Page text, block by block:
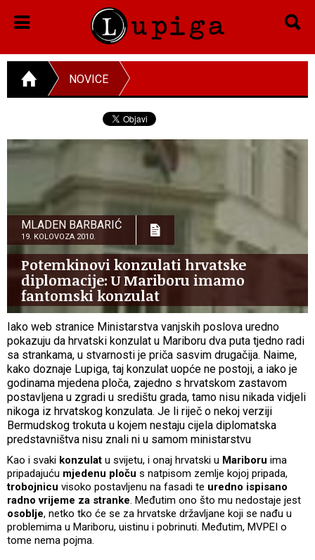
NOVICE
MLADEN BARBARIĆ
19. KOLOVOZA 2010.
Potemkinovi konzulati hrvatske
diplomacije: U Mariboru imamo
fantomski konzulat
Iako web stranice Ministarstva vanjskih poslova uredno
pokazuju da hrvatski konzulat u Mariboru dva puta tjedno radi
sa strankama, u stvarnosti je priča sasvim drugačija. Naime,
kako doznaje Lupiga, taj konzulat uopće ne postoji, a iako je
godinama mjedena ploča, zajedno s hrvatskom zastavom
postavljena u zgradi u središtu grada, tamo nisu nikada vidjeli
nikoga iz hrvatskog konzulata. Je li riječ o nekoj verziji
Bermudskog trokuta u kojem nestaju cijela diplomatska
predstavništva nisu znali ni u samom ministarstvu
Kao i svaki konzulat u svijetu, i onaj hrvatski u Mariboru ima
pripadajuću mjedenu ploču s natpisom zemlje kojoj pripada,
trobojnicu visoko postavljenu na fasadi te uredno ispisano
radno vrijeme za stranke. Međutim ono što mu nedostaje jest
osoblje, netko tko će se za hrvatske državljane koji se nađu u
problemima u Mariboru, uistinu i pobrinuti. Međutim, MVPEI o
tome nema pojma.